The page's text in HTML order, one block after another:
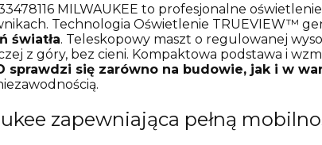
MILWAUKEE to profesjonalne
Technologia Oświetlenie TRUEVIEW™
światła. Teleskopowy maszt o regulowanej
z góry, bez cieni. Kompaktowa podstawa i
sprawdzi się zarówno na budowie, jak i w
zapewniająca pełną